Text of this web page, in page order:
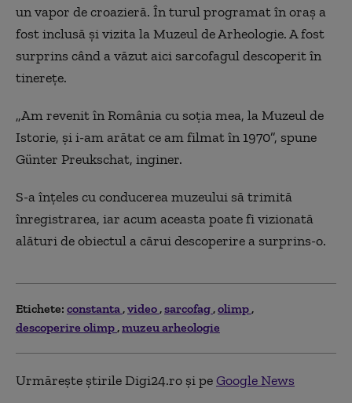
un vapor de croazieră. În turul programat în oraş a
fost inclusă şi vizita la Muzeul de Arheologie. A fost
surprins când a văzut aici sarcofagul descoperit în
tinereţe.
„Am revenit în România cu soţia mea, la Muzeul de
Istorie, şi i-am arătat ce am filmat în 1970”, spune
Günter Preukschat, inginer.
S-a înţeles cu conducerea muzeului să trimită
înregistrarea, iar acum aceasta poate fi vizionată
alături de obiectul a cărui descoperire a surprins-o.
Etichete: constanta video sarcofag olimp
descoperire olimp muzeu arheologie
Urmărește știrile Digi24.ro și peGoogle News